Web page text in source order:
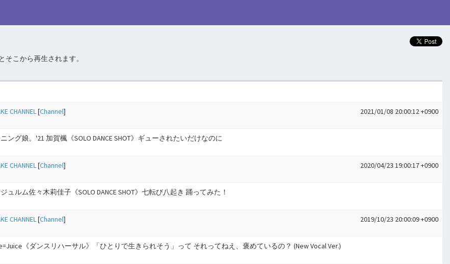
こから再生されます。
CHANNEL [Channel] 2021/01/08 20:00:12 +0900
ング娘。'21 加賀楓《SOLO DANCE SHOT》ギューされたいだけなのに
CHANNEL [Channel] 2020/04/23 19:00:17 +0900
ュルム佐々木莉佳子《SOLO DANCE SHOT》七転び八起き 踊ってみた！
CHANNEL [Channel] 2019/10/23 20:00:09 +0900
《ダンスリハーサル》「ひとりで生きられそう」って それってねえ、褒めているの？ (New Vocal Ver.)